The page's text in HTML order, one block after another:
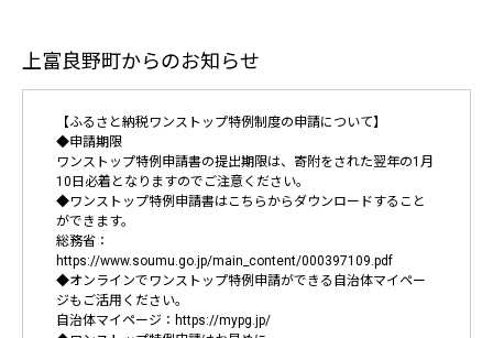
上富良野町からのお知らせ
【ふるさと納税ワンストップ特例制度の申請について】
◆申請期限
ワンストップ特例申請書の提出期限は、寄附をされた翌年の1月
10日必着となりますのでご注意ください。
◆ワンストップ特例申請書はこちらからダウンロードすること
ができます。
総務省：
https://www.soumu.go.jp/main_content/000397109.pdf
◆オンラインでワンストップ特例申請ができる自治体マイペー
ジもご活用ください。
自治体マイページ：https://mypg.jp/